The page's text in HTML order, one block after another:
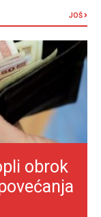
JOŠ
obrok